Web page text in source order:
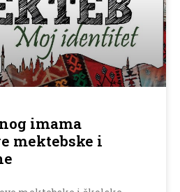
imama
mektebske i